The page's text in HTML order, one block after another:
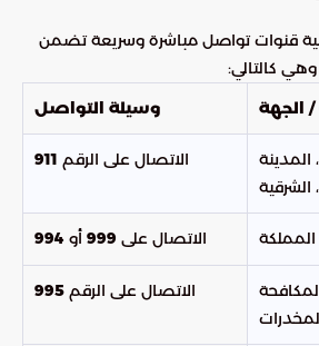
قنوات تواصل مباشرة وسريعة تضمن
وهي كالتالي:
الجهة
وسيلة التواصل
المدينة
الشرقية
الاتصال على الرقم 911
الاتصال على 999أو 994
لمكافحة
الاتصال على الرقم 995